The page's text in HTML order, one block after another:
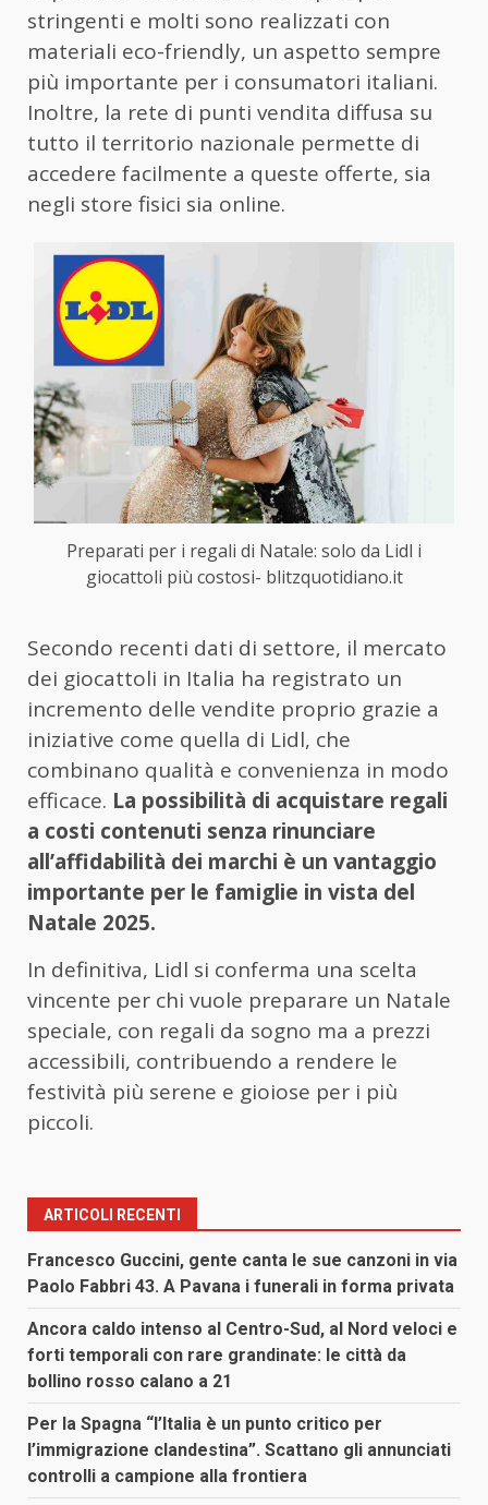
stringenti e molti sono realizzati con
materiali eco-friendly, un aspetto sempre
più importante per i consumatori italiani.
Inoltre, la rete di punti vendita diffusa su
tutto il territorio nazionale permette di
accedere facilmente a queste offerte, sia
negli store fisici sia online.
Preparati per i regali di Natale: solo da Lidl i
giocattoli più costosi- blitzquotidiano.it
Secondo recenti dati di settore, il mercato
dei giocattoli in Italia ha registrato un
incremento delle vendite proprio grazie a
iniziative come quella di Lidl, che
combinano qualità e convenienza in modo
efficace. La possibilità di acquistare regali
a costi contenuti senza rinunciare
all’affidabilità dei marchi è un vantaggio
importante per le famiglie in vista del
Natale 2025.
In definitiva, Lidl si conferma una scelta
vincente per chi vuole preparare un Natale
speciale, con regali da sogno ma a prezzi
accessibili, contribuendo a rendere le
festività più serene e gioiose per i più
piccoli.
ARTICOLI RECENTI
Francesco Guccini, gente canta le sue canzoni in via
Paolo Fabbri 43. A Pavana i funerali in forma privata
Ancora caldo intenso al Centro-Sud, al Nord veloci e
forti temporali con rare grandinate: le città da
bollino rosso calano a 21
Per la Spagna “l’Italia è un punto critico per
l’immigrazione clandestina”. Scattano gli annunciati
controlli a campione alla frontiera